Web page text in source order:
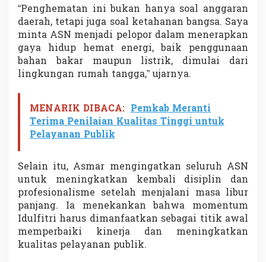
E
i
k
a
b
e
b
r
a
n
“Penghematan ini bukan hanya soal anggaran
daerah, tetapi juga soal ketahanan bangsa. Saya
minta ASN menjadi pelopor dalam menerapkan
gaya hidup hemat energi, baik penggunaan
bahan bakar maupun listrik, dimulai dari
lingkungan rumah tangga,” ujarnya.
MENARIK DIBACA: Pemkab Meranti
Terima Penilaian Kualitas Tinggi untuk
Pelayanan Publik
Selain itu, Asmar mengingatkan seluruh ASN
untuk meningkatkan kembali disiplin dan
profesionalisme setelah menjalani masa libur
panjang. Ia menekankan bahwa momentum
Idulfitri harus dimanfaatkan sebagai titik awal
memperbaiki kinerja dan meningkatkan
kualitas pelayanan publik.